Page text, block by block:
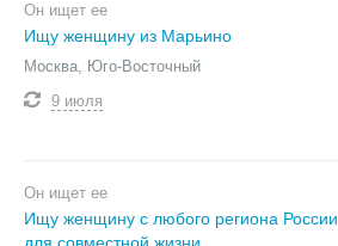
Он ищет ее
Ищу женщину из Марьино
Москва, Юго-Восточный
9 июля
Он ищет ее
Ищу женщину с любого региона России